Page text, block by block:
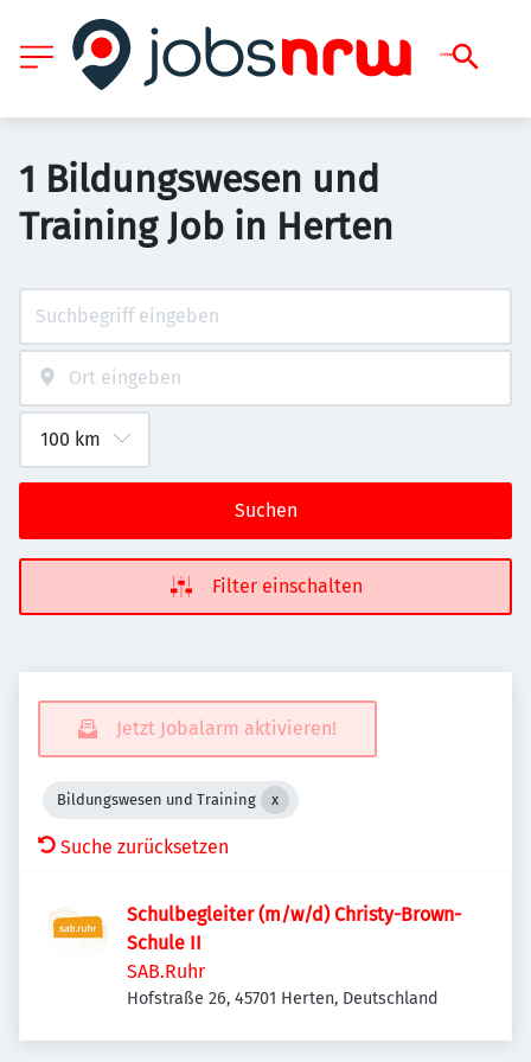
1 Bildungswesen und
Training Job in Herten
Suchen
Filter einschalten
Jetzt Jobalarm aktivieren!
Bildungswesen und Training
Suche zurücksetzen
Schulbegleiter (m/w/d) Christy-Brown-
Schule II
SAB.Ruhr
Hofstraße 26, 45701 Herten, Deutschland